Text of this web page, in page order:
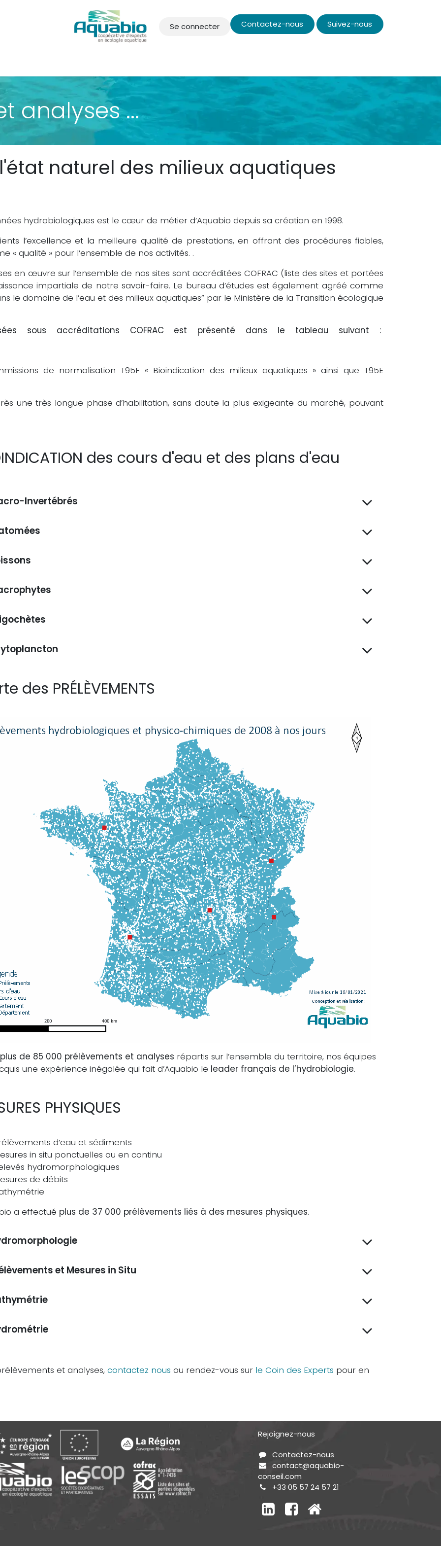
Se connecter Contactez-nous Suivez-nous
analyses ...
naturel des milieux aquatiques
hydrobiologiques est le cœur de métier d’Aquabio depuis sa création en 1998.
l’excellence et la meilleure qualité de prestations, en offrant des procédures fiables,
« qualité » pour l’ensemble de nos activités. .
en œuvre sur l’ensemble de nos sites sont accréditées COFRAC (liste des sites et portées
impartiale de notre savoir-faire. Le bureau d’études est également agréé comme
le domaine de l’eau et des milieux aquatiques” par le Ministère de la Transition écologique
sous accréditations COFRAC est présenté dans le tableau suivant :
de normalisation T95F « Bioindication des milieux aquatiques » ainsi que T95E
une très longue phase d’habilitation, sans doute la plus exigeante du marché, pouvant
des cours d'eau et des plans d'eau
Invertébrés
des PRÉLÈVEMENTS
plus de 85 000 prélèvements et analyses répartis sur l’ensemble du territoire, nos équipes
une expérience inégalée qui fait d’Aquabio le leader français de l’hydrobiologie.
PHYSIQUES
d’eau et sédiments
in situ ponctuelles ou en continu
hydromorphologiques
de débits
a effectué plus de 37 000 prélèvements liés à des mesures physiques.
et Mesures in Situ
et analyses, contactez nous ou rendez-vous sur le Coin des Experts pour en
Rejoignez-nous
Contactez-nous
contact@aquabio-
conseil.com
+33 05 57 24 57 21